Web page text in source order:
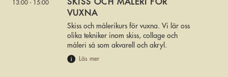
13:00 - 15:00
SKISS OCH MÅLERI FÖR
VUXNA
Skiss och målerikurs för vuxna. Vi lär oss
olika tekniker inom skiss, collage och
måleri så som akvarell och akryl.
Läs mer